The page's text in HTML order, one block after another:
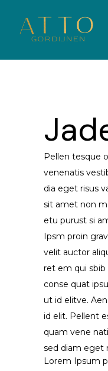
Pellen tesque
venenatis
dia eget risus
sit amet non
etu purust si
Ipsm proin
velit auctor
ret em qui
conse quat
ut id elitve.
id elit. Pellent
quam vene
sed diam eget
Lorem Ipsum